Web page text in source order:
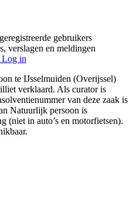
gebruikers
verslagen en meldingen
Log in
te IJsselmuiden (Overijssel)
verklaard. Als curator is
van deze zaak is
Natuurlijk persoon is
(niet in auto’s en motorfietsen).